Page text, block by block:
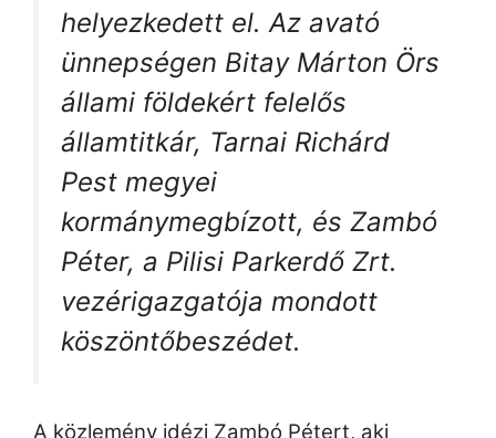
helyezkedett el. Az avató
ünnepségen Bitay Márton Örs
állami földekért felelős
államtitkár, Tarnai Richárd
Pest megyei
kormánymegbízott, és Zambó
Péter, a Pilisi Parkerdő Zrt.
vezérigazgatója mondott
köszöntőbeszédet.
A közlemény idézi Zambó Pétert, aki